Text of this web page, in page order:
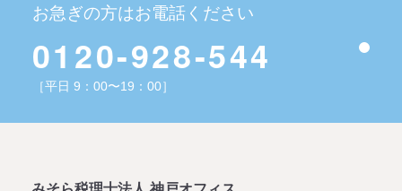
お急ぎの方はお電話ください
0120-928-544
［平日 9：00〜19：00］